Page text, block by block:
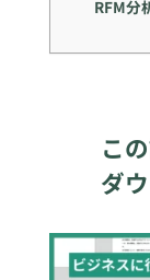
RFM分
こ
ダ